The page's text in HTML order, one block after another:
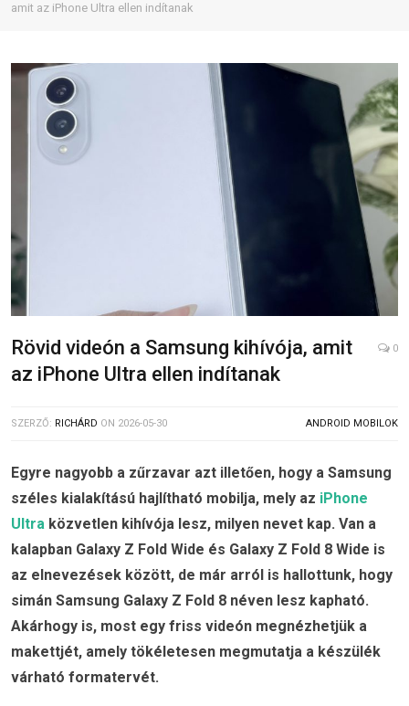
amit az iPhone Ultra ellen indítanak
Rövid videón a Samsung kihívója, amit
az iPhone Ultra ellen indítanak
0
SZERZŐ: RICHÁRD ON 2026-05-30 ANDROID MOBILOK
Egyre nagyobb a zűrzavar azt illetően, hogy a Samsung
széles kialakítású hajlítható mobilja, mely az iPhone
Ultra közvetlen kihívója lesz, milyen nevet kap. Van a
kalapban Galaxy Z Fold Wide és Galaxy Z Fold 8 Wide is
az elnevezések között, de már arról is hallottunk, hogy
simán Samsung Galaxy Z Fold 8 néven lesz kapható.
Akárhogy is, most egy friss videón megnézhetjük a
makettjét, amely tökéletesen megmutatja a készülék
várható formatervét.